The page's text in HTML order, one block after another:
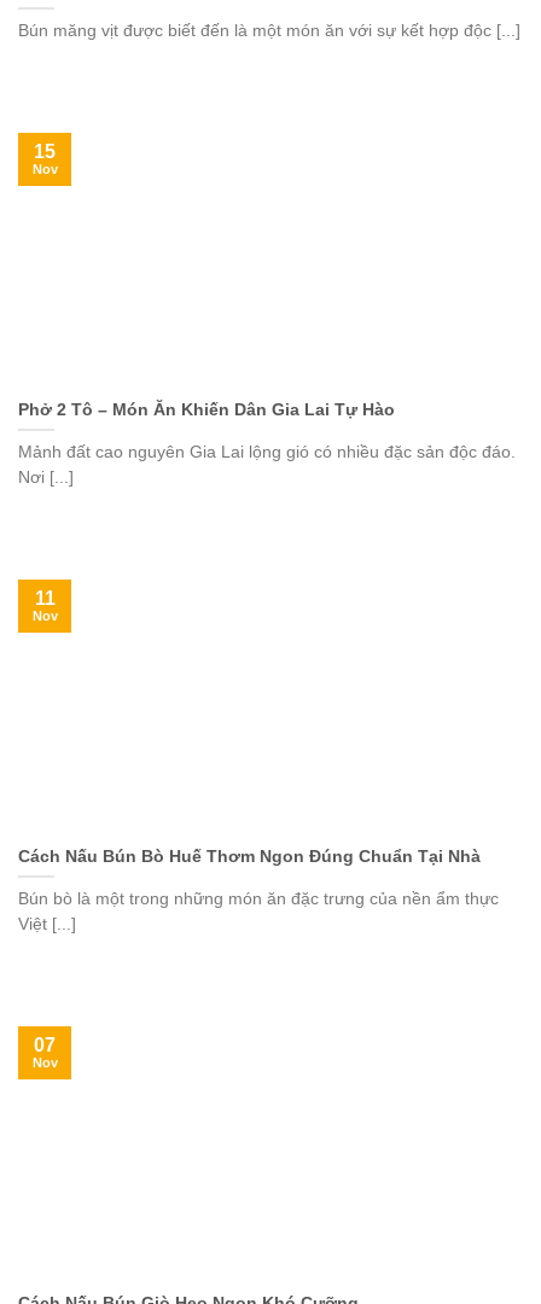
Bún măng vịt được biết đến là một món ăn với sự kết hợp độc [...]
Phở 2 Tô – Món Ăn Khiến Dân Gia Lai Tự Hào
Mảnh đất cao nguyên Gia Lai lộng gió có nhiều đặc sản độc đáo.
Nơi [...]
15
Nov
Cách Nấu Bún Bò Huế Thơm Ngon Đúng Chuẩn Tại Nhà
Bún bò là một trong những món ăn đặc trưng của nền ẩm thực
Việt [...]
11
Nov
07
Nov